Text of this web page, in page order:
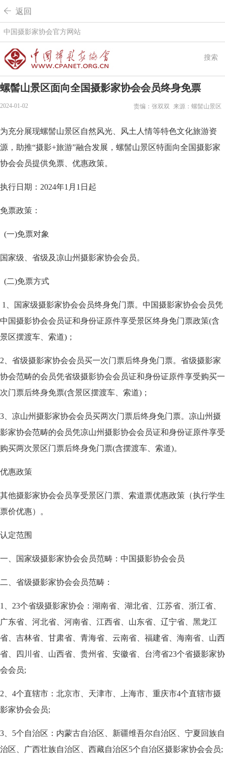
 返回
中国摄影家协会官方网站
搜索
螺髻山景区面向全国摄影家协会会员终身免票
2024-01-02 来源：螺髻山景区
责编：张双双
为充分展现螺髻山景区自然风光、风土人情等特色文化旅游资
源，助推“摄影+旅游”融合发展，螺髻山景区特面向全国摄影家
协会会员提供免票、优惠政策。
执行日期：2024年1月1日起
免票政策：
(一)免票对象
国家级、省级及凉山州摄影家协会会员。
(二)免票方式
1、国家级摄影家协会会员终身免门票。中国摄影家协会会员凭
中国摄影协会会员证和身份证原件享受景区终身免门票政策(含
景区摆渡车、索道)；
2、省级摄影家协会会员买一次门票后终身免门票。省级摄影家
协会范畴的会员凭省级摄影协会会员证和身份证原件享受购买一
次门票后终身免票(含景区摆渡车、索道)；
3、凉山州摄影家协会会员买两次门票后终身免门票。凉山州摄
影家协会范畴的会员凭凉山州摄影协会会员证和身份证原件享受
购买两次景区门票后终身免门票(含摆渡车、索道)。
优惠政策
其他摄影家协会会员享受景区门票、索道票优惠政策（执行学生
票价优惠）。
认定范围
一、国家级摄影家协会会员范畴：中国摄影协会会员
二、省级摄影家协会会员范畴：
1、23个省级摄影家协会：湖南省、湖北省、江苏省、浙江省、
广东省、河北省、河南省、江西省、山东省、辽宁省、黑龙江
省、吉林省、甘肃省、青海省、云南省、福建省、海南省、山西
省、四川省、山西省、贵州省、安徽省、台湾省23个省摄影家协
会会员;
2、4个直辖市：北京市、天津市、上海市、重庆市4个直辖市摄
影家协会会员;
3、5个自治区：内蒙古自治区、新疆维吾尔自治区、宁夏回族自
治区、广西壮族自治区、西藏自治区5个自治区摄影家协会会员;